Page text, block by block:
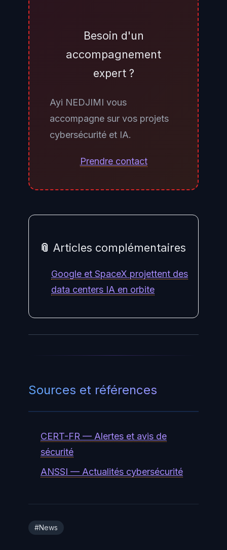
réglementaire de blocage. Ses
recommandations que les
laboratoires peuvent choisir
repose sur la réputation et les
exigences contractuelles des
clients fédéraux, qui peuvent
s'appuyer sur ces évaluations
Besoin d'un
accompagnement
expert ?
Ayi NEDJIMI vous
accompagne sur vos projets
cybersécurité et IA.
Prendre contact
📎 Articles complémentaires
Google et SpaceX projettent des
data centers IA en orbite
Sources et références
CERT-FR — Alertes et avis de
sécurité
ANSSI — Actualités cybersécurité
#News